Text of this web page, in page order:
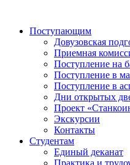
Поступающим
Довузовская
Приемная
Поступление на
Поступление в
Поступление в
Дни открытых
Проект
Экскурсии
Контакты
Студентам
Единый деканат
Практика и